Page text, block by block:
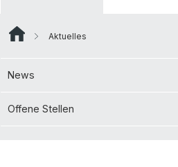
News
Offene Stellen
Bachelorstudium
MSG Literaturwissenschaft
Doktoratsprogramm
Personen
Departementsverwaltung
Dokumente & Merkblätter
Aktuelles
News
Offene Stellen